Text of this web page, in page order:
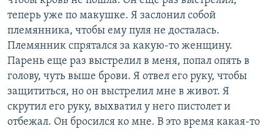
теперь уже по макушке. Я заслонил собой
племянника, чтобы ему пуля не досталась.
Племянник спрятался за какую-то женщину.
Парень еще раз выстрелил в меня, попал опять в
голову, чуть выше брови. Я отвел его руку, чтобы
защититься, но он выстрелил мне в живот. Я
скрутил его руку, выхватил у него пистолет и
отбежал. Он бросился ко мне. В это время какая-то